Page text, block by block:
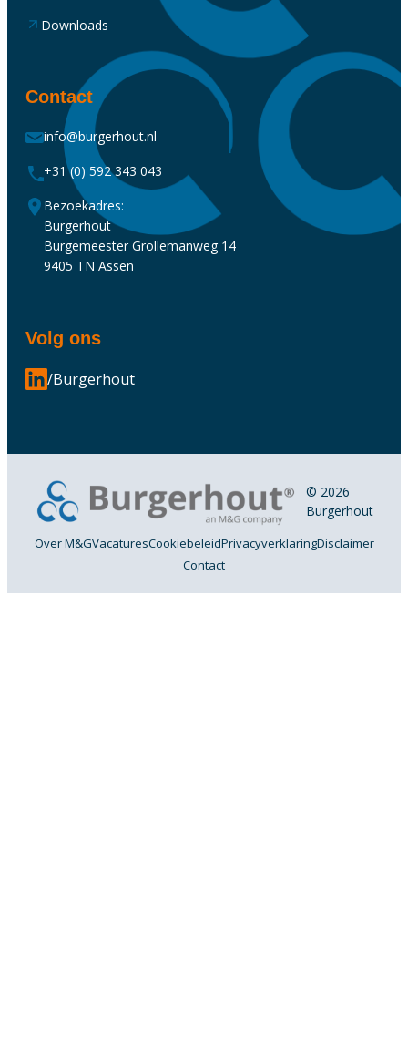
Downloads
Contact
info@burgerhout.nl
+31 (0) 592 343 043
Bezoekadres:
Burgerhout
Burgemeester Grollemanweg 14
9405 TN Assen
Volg ons
/Burgerhout
© 2026
Burgerhout
Over M&GVacaturesCookiebeleidPrivacyverklaringDisclaimer
Contact